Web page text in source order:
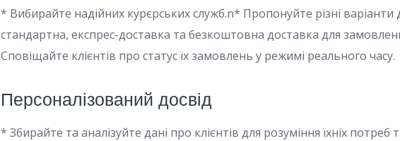
* Вибирайте надійних курєрських служб.n* Пропонуйте різні варіанти
стандартна, експрес-доставка та безкоштовна доставка для
Сповіщайте клієнтів про статус їх замовлень у режимі реального часу.
Персоналізований досвід
* Збирайте та аналізуйте дані про клієнтів для розуміння їхніх